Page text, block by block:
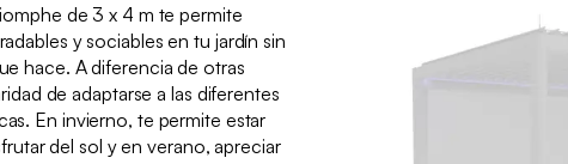
de 3 x 4 m te permite
y sociables en tu jardín sin
hace. A diferencia de otras
de adaptarse a las diferentes
En invierno, te permite estar
del sol y en verano, apreciar